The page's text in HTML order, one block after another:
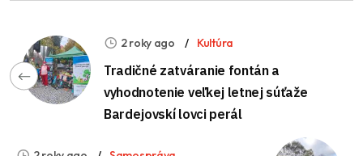
2 roky ago Kultúra
Tradičné zatváranie fontán a
vyhodnotenie veľkej letnej súťaže
Bardejovskí lovci perál